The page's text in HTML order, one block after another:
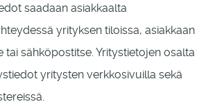
saadaan asiakkaalta
yrityksen tiloissa, asiakkaan
tai sähköpostitse. Yritystietojen osalta
yritysten verkkosivuilla sekä